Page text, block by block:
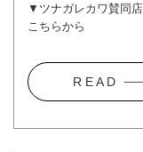
▼ツナガレカワ賛同
こちらから
R E A D